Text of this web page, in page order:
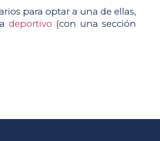
para optar a una de ellas,
deportivo (con una sección